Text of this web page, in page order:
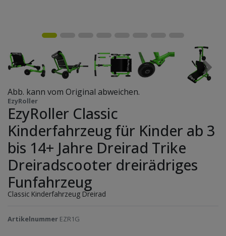
Abb. kann vom Original abweichen.
EzyRoller
EzyRoller Classic
Kinderfahrzeug für Kinder ab 3
bis 14+ Jahre Dreirad Trike
Dreiradscooter dreirädriges
Funfahrzeug
Classic Kinderfahrzeug Dreirad
Artikelnummer EZR1G